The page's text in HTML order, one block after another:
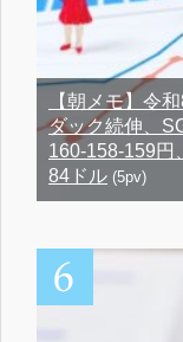
【朝メモ】令
ダック続伸、
160-158-159円
84ドル (5pv)